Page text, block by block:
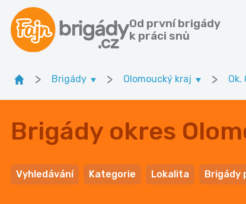
Od první brigády
k práci snů
> Brigády > Olomoucký kraj > Ok.
Brigády okres
Vyhledávání Kategorie Lokalita Brigády